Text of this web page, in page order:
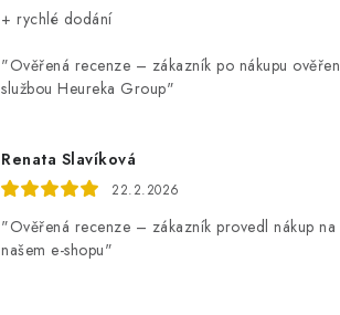
+ rychlé dodání
"Ověřená recenze – zákazník po nákupu ověřen
službou Heureka Group"
Renata Slavíková
22.2.2026
"Ověřená recenze – zákazník provedl nákup na
našem e-shopu"